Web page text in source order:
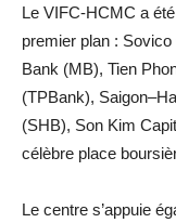
Le VIFC-HCMC a
premier plan :
Bank (MB), Tien
(TPBank),
(SHB), Son Kim
célèbre place
Le centre s’appuie